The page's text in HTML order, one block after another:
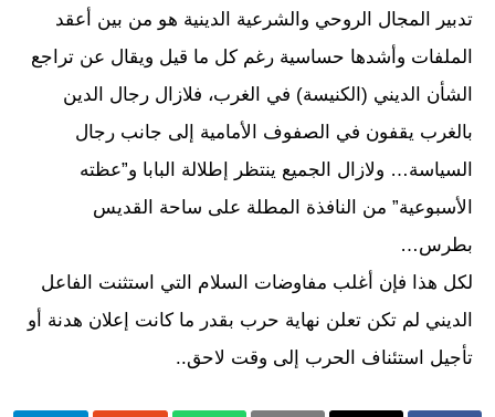
تدبير المجال الروحي والشرعية الدينية هو من بين أعقد
الملفات وأشدها حساسية رغم كل ما قيل ويقال عن تراجع
الشأن الديني (الكنيسة) في الغرب، فلازال رجال الدين
بالغرب يقفون في الصفوف الأمامية إلى جانب رجال
السياسة… ولازال الجميع ينتظر إطلالة البابا و”عظته
الأسبوعية” من النافذة المطلة على ساحة القديس
بطرس…
لكل هذا فإن أغلب مفاوضات السلام التي استثنت الفاعل
الديني لم تكن تعلن نهاية حرب بقدر ما كانت إعلان هدنة أو
تأجيل استئناف الحرب إلى وقت لاحق..